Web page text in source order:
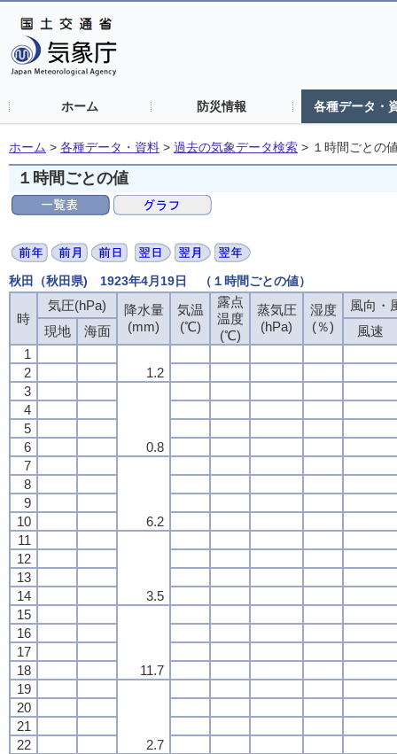
ホーム 防災情報 各種データ・
ホーム > 各種データ・資料 > 過去の気象データ検索 > １時間ごとの
１時間ごとの値
秋田（秋田県) 1923年4月19日 （１時間ごとの値）
時
気圧(hPa)
降水量
(mm)
気温
(℃)
露点
温度
(℃)
蒸気圧
(hPa)
湿度
(％)
風向・
現地
海面
風速
1
1.2
2
3
0.8
4
5
6
7
6.2
8
9
10
11
3.5
12
13
14
15
11.7
16
17
18
19
2.7
20
21
22